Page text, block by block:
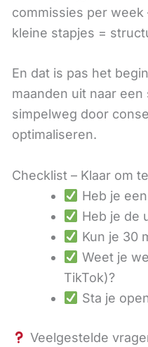
commissies per week
kleine stapjes =
En dat is pas het
maanden uit naar
simpelweg door
optimaliseren.
Checklist – Klaar om
Heb je
Heb je de
Kun je 30
Weet je
TikTok)?
Sta je
Veelgestelde